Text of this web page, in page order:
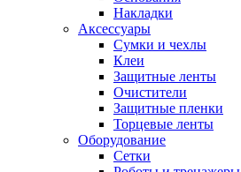
Накладки
Аксессуары
Сумки и чехлы
Клеи
Защитные ленты
Очистители
Защитные пленки
Торцевые ленты
Оборудование
Сетки